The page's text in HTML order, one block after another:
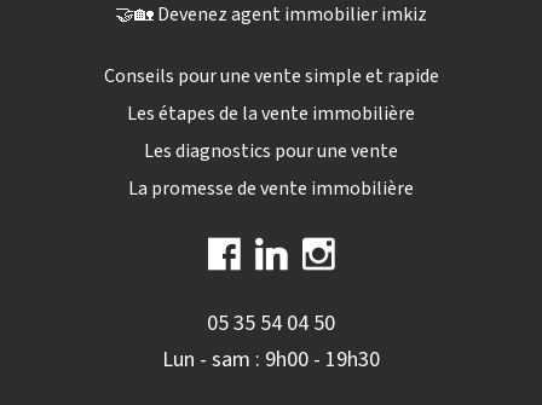
🤝🏡 Devenez agent immobilier imkiz
Conseils pour une vente simple et rapide
Les étapes de la vente immobilière
Les diagnostics pour une vente
La promesse de vente immobilière
05 35 54 04 50
Lun - sam : 9h00 - 19h30